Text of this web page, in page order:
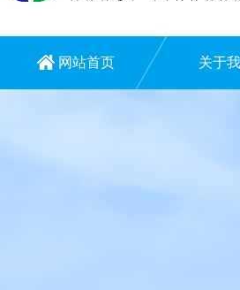
网站首页 关于